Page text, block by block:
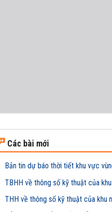
Các bài mới
Bản tin dự báo thời tiết khu vực
TBHH về thông số kỹ thuật của
THH về thông số kỹ thuật của khu